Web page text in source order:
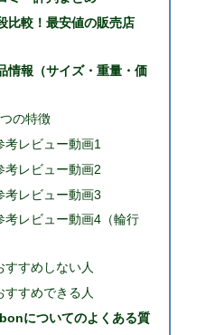
比較！最安値の販売店
報（サイズ・重量・価
の特徴
レビュー動画1
考レビュー動画2
考レビュー動画3
考レビュー動画4（輪行
すすめしない人
すすめできる人
についてのよくある質